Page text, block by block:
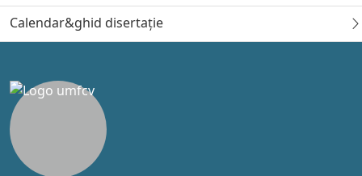
Calendar&ghid disertație